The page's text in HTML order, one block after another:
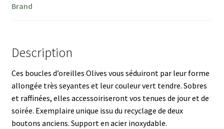
Brand
Description
Ces boucles d’oreilles Olives vous séduiront par leur forme
allongée très seyantes et leur couleur vert tendre. Sobres
et raffinées, elles accessoiriseront vos tenues de jour et de
soirée. Exemplaire unique issu du recyclage de deux
boutons anciens. Support en acier inoxydable.